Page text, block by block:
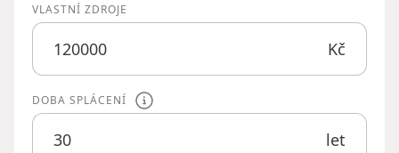
VLASTNÍ ZDROJE
Kč
DOBA SPLÁCENÍ
let